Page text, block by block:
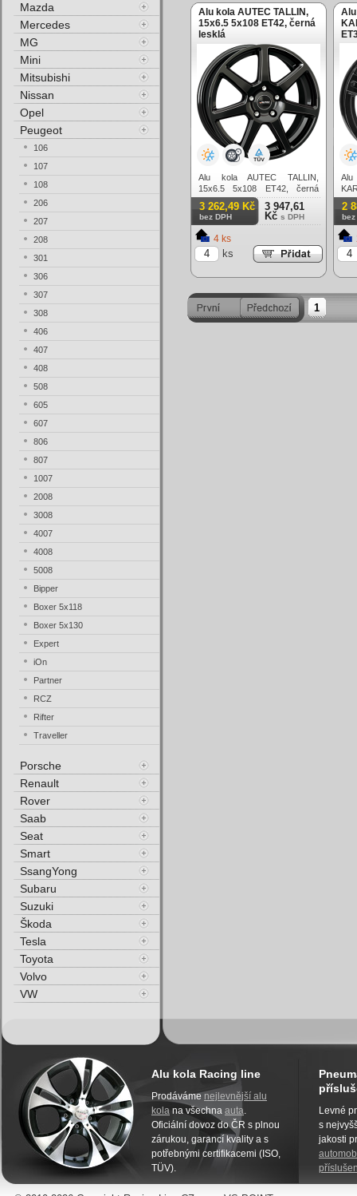
Alu kola AUTEC TALLIN,
15x6.5 5x108 ET42, černá
lesklá
Alu kola AUTEC TALLIN,
15x6.5 5x108 ET42, černá
lesklá
3 262,49 Kč
bez DPH
3 947,61
Kč s DPH
4 ks
ks
2
bez
1
Mazda
Mercedes
MG
Mini
Mitsubishi
Nissan
Opel
Peugeot
106
107
108
206
207
208
301
306
307
308
406
407
408
508
605
607
806
807
1007
2008
3008
4007
4008
5008
Bipper
Boxer 5x118
Boxer 5x130
Expert
iOn
Partner
RCZ
Rifter
Traveller
Porsche
Renault
Rover
Saab
Seat
Smart
SsangYong
Subaru
Suzuki
Škoda
Tesla
Toyota
Volvo
VW
Alu kola Racing line
Prodáváme nejlevnější alu
kola na všechna auta.
Oficiální dovoz do ČR s plnou
zárukou, garancí kvality a s
potřebnými certifikacemi (ISO,
TÜV).
Levné
s
jakosti